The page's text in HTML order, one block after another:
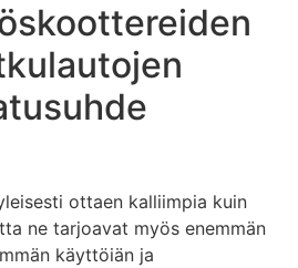
ottaen kalliimpia kuin
ne tarjoavat myös enemmän
käyttöiän ja